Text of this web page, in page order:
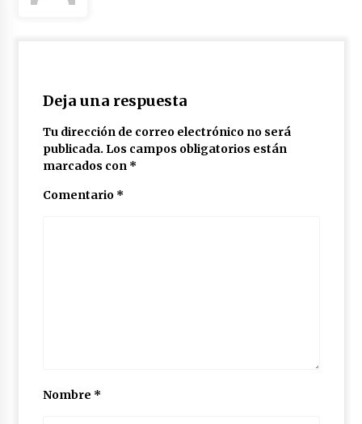
Deja una respuesta
Tu dirección de correo electrónico no será
publicada. Los campos obligatorios están
marcados con *
Comentario *
Nombre *